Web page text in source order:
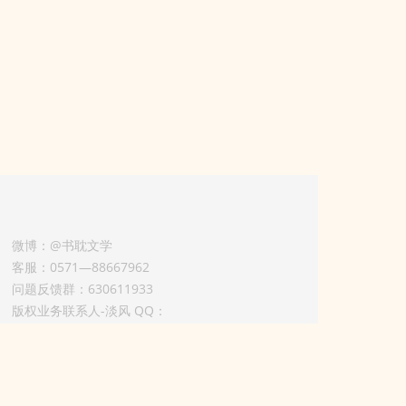
微博：@书耽文学
客服：0571—88667962
问题反馈群：630611933
版权业务联系人-淡风 QQ：